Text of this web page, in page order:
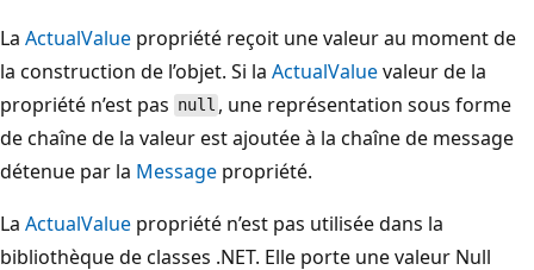
La ActualValue propriété reçoit une valeur au moment de
la construction de l’objet. Si la ActualValuevaleur de la
propriété n’est pas null , une représentation sous forme
de chaîne de la valeur est ajoutée à la chaîne de message
détenue par la Message propriété.
La ActualValue propriété n’est pas utilisée dans la
bibliothèque de classes .NET. Elle porte une valeur Null